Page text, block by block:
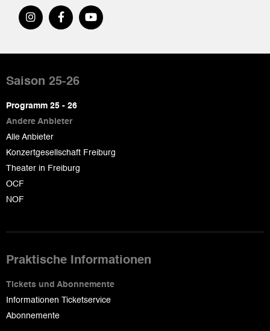
de
page
Saison 25-26
Programm 25 - 26
Andere Anbieter
Alle Anbieter
Konzertgesellschaft Freiburg
Theater in Freiburg
OCF
NOF
Praktische Informationen
Tickets und Abonnemente
Informationen Ticketservice
Abonnemente